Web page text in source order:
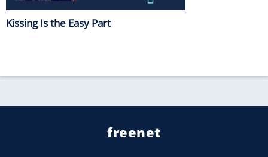
Kissing Is the Easy Part
freenet